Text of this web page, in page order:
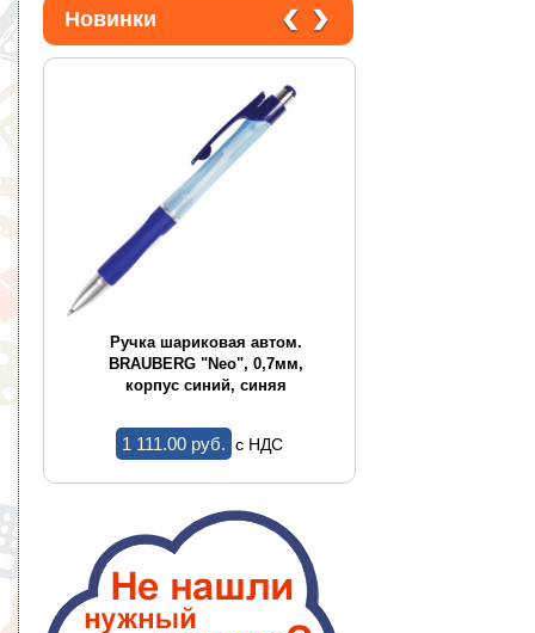
Новинки
Ручка шариковая автом.
BRAUBERG "Neo", 0,7мм,
корпус синий, синяя
1 111.00 pуб. c НДС